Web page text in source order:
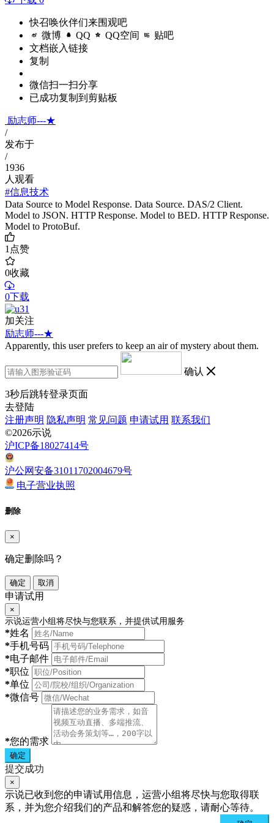
快召唤伙伴们来围观吧
微博 QQ QQ空间 贴吧
文档嵌入链接
复制
微信扫一扫分享
已成功复制到剪贴板
励志师---★
/
发布于
/
1936
人观看
#信息技术
Data Source to Model Response. Data Source. DAS/2 Client.
Model to JSON. HTTP Response. Model to BED. HTTP Response.
Model to ProtoBuf.
1点赞
0收藏
0下载
加关注
励志师---★
Apparently, this user prefers to keep an air of mystery about them.
确认
3秒后跳转登录页面
去登陆
注册声明 隐私声明 常见问题 申请试用 联系我们
©2026示说
沪ICP备18027414号
沪公网安备31011702004679号
电子营业执照
删除
×
确定删除吗？
确定 取消
申请试用
×
示说运营小组将尽快与您联系，并提供试用服务
*姓名
*手机号码
*电子邮件
*职位
*单位
*微信号
*您的需求
确定
提交成功
×
示说已收到您的申请试用信息，运营小组将尽快与您取得联
系，并为您介绍我们的产品和解答您的疑惑，请耐心等待。